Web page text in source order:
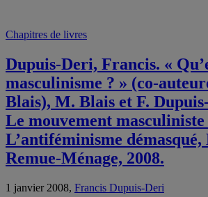
Chapitres de livres
Dupuis-Deri, Francis. «
masculinisme ? » (co-
Blais), M. Blais et F.
Le mouvement masculiniste
L’antiféminisme
Remue-Ménage, 2008.
1 janvier 2008, Francis Dupuis-Deri